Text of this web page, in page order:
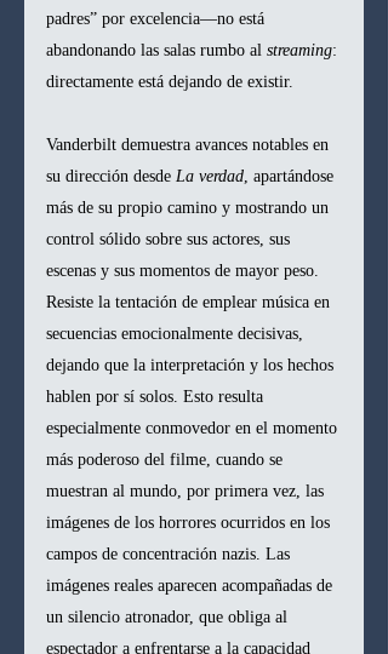
padres” por excelencia—no está
abandonando las salas rumbo al streaming:
directamente está dejando de existir.
Vanderbilt demuestra avances notables en
su dirección desde La verdad , apartándose
más de su propio camino y mostrando un
control sólido sobre sus actores, sus
escenas y sus momentos de mayor peso.
Resiste la tentación de emplear música en
secuencias emocionalmente decisivas,
dejando que la interpretación y los hechos
hablen por sí solos. Esto resulta
especialmente conmovedor en el momento
más poderoso del filme, cuando se
muestran al mundo, por primera vez, las
imágenes de los horrores ocurridos en los
campos de concentración nazis. Las
imágenes reales aparecen acompañadas de
un silencio atronador, que obliga al
espectador a enfrentarse a la capacidad